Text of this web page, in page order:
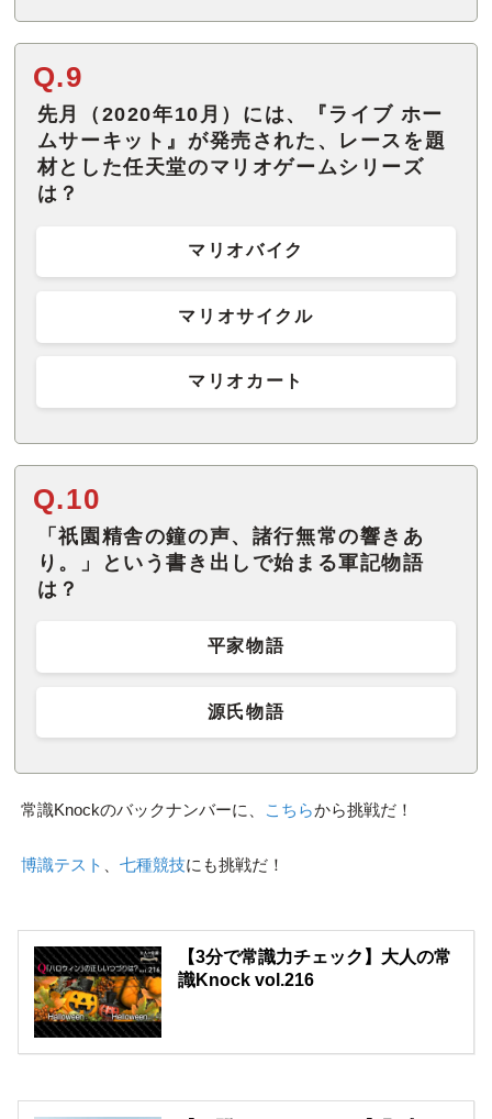
Q.9
先月（2020年10月）には、『ライブ ホー
ムサーキット』が発売された、レースを題
材とした任天堂のマリオゲームシリーズ
は？
マリオバイク
マリオサイクル
マリオカート
Q.10
「祇園精舎の鐘の声、諸行無常の響きあ
り。」という書き出しで始まる軍記物語
は？
平家物語
源氏物語
常識Knockのバックナンバーに、 こちらから挑戦だ！
博識テスト 七種競技にも挑戦だ！
【3分で常識力チェック】大人の常
識Knock vol.216